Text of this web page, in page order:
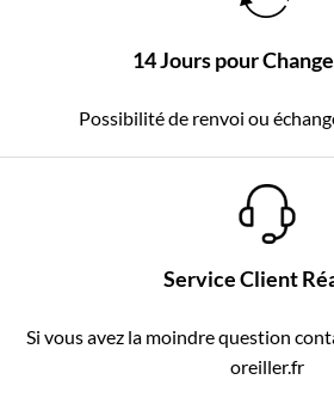
14 Jours pour
Possibilité de renvoi ou
Service Client
Si vous avez la moindre question
oreiller.fr